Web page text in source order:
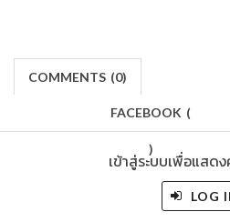
COMMENTS (0)
FACEBOOK (
)
เข้าสู่ระบบเพื่อแสด
LOG